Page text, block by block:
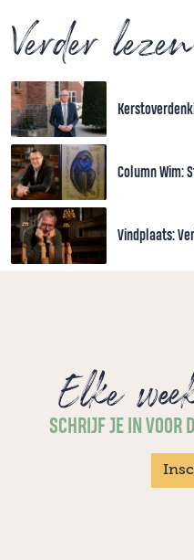
Verder lezen
Column Wim:
Vindplaats:
Elke
SCHRIJF JE IN VOOR